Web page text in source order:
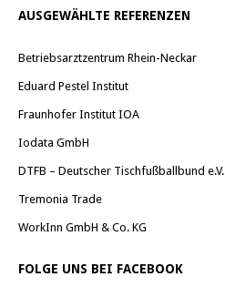
AUSGEWÄHLTE REFERENZEN
Betriebsarztzentrum Rhein-Neckar
Eduard Pestel Institut
Fraunhofer Institut IOA
Iodata GmbH
DTFB – Deutscher Tischfußballbund e.V.
Tremonia Trade
WorkInn GmbH & Co. KG
FOLGE UNS BEI FACEBOOK